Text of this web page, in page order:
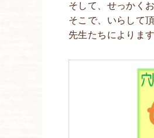
そして、せっかく
そこで、いらして
先生たちによりま